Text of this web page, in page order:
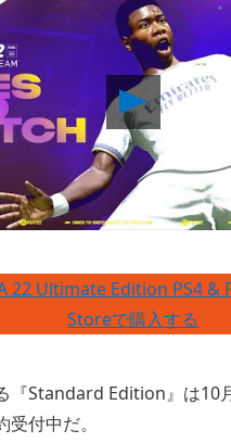
Play
Video
22 Ultimate Edition PS4 &
Storeで購入する
『Standard Edition』は10
付中だ。